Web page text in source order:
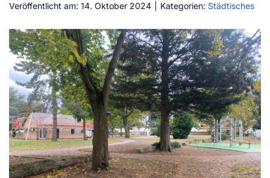
Kontakt
Veröffentlicht am: 14. Oktober 2024 Kategorien: Städtisches